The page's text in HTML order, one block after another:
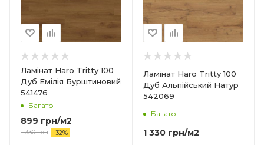
Ламінат Haro Tritty 100
Дуб Емілія Бурштиновий
541476
Багато
899 грн/м2
1 330грн -32%
Товщина
Ширина
193 мм
Довжина
1282 мм
Фаска
4V
Ламінат Haro Tritty 100
Дуб Альпійський Натур
542069
Багато
1 330грн/м2